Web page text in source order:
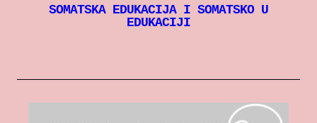
SOMATSKA EDUKACIJA I SOMATSKO U
EDUKACIJI